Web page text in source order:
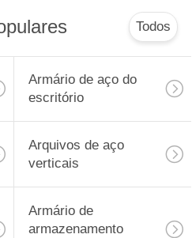
Todos
Armário de aço do
escritório
Arquivos de aço
verticais
Armário de
armazenamento